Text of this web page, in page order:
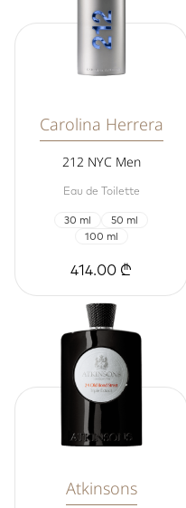
Carolina Herrera
212 NYC Men
Eau de Toilette
30 ml
50 ml
100 ml
414.00 ₾
Atkinsons